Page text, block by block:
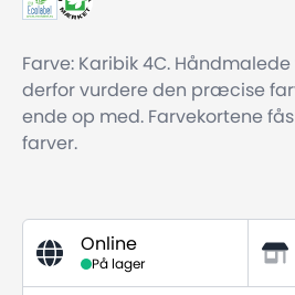
Farve: Karibik 4C.
derfor vurdere den præcise
ende op med. Farvekortene
farver.
Online
På lager